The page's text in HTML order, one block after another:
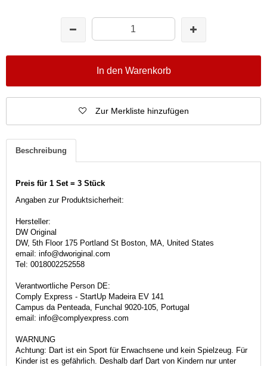
In den Warenkorb
Zur Merkliste hinzufügen
Beschreibung
Preis für 1 Set = 3 Stück
Angaben zur Produktsicherheit:
Hersteller:
DW Original
DW, 5th Floor 175 Portland St Boston, MA, United States
email: info@dworiginal.com
Tel: 0018002252558
Verantwortliche Person DE:
Comply Express - StartUp Madeira EV 141
Campus da Penteada, Funchal 9020-105, Portugal
email: info@complyexpress.com
WARNUNG
Achtung: Dart ist ein Sport für Erwachsene und kein Spielzeug. Für
Kinder ist es gefährlich. Deshalb darf Dart von Kindern nur unter